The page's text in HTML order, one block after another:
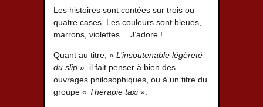
Les histoires sont contées sur trois ou
quatre cases. Les couleurs sont bleues,
marrons, violettes… J’adore !
Quant au titre, « L’insoutenable légèreté
du slip », il fait penser à bien des
ouvrages philosophiques, ou à un titre du
groupe « Thérapie taxi».